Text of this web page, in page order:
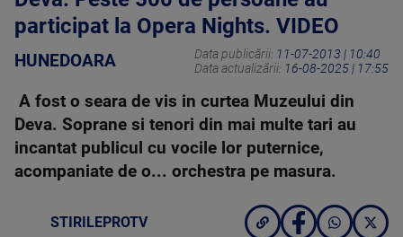
participat la Opera Nights. VIDEO
HUNEDOARA Data publicării: 11-07-2013 | 10:40
Data actualizării: 16-08-2025 | 17:55
A fost o seara de vis in curtea Muzeului din
Deva. Soprane si tenori din mai multe tari au
incantat publicul cu vocile lor puternice,
acompaniate de o... orchestra pe masura.
STIRILEPROTV